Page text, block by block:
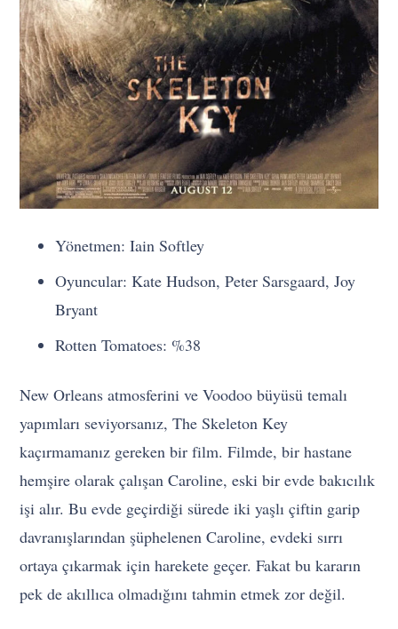
Yönetmen: Iain Softley
Oyuncular: Kate Hudson, Peter Sarsgaard, Joy
Bryant
Rotten Tomatoes: %38
New Orleans atmosferini ve Voodoo büyüsü temalı
yapımları seviyorsanız, The Skeleton Key
kaçırmamanız gereken bir film. Filmde, bir hastane
hemşire olarak çalışan Caroline, eski bir evde bakıcılık
işi alır. Bu evde geçirdiği sürede iki yaşlı çiftin garip
davranışlarından şüphelenen Caroline, evdeki sırrı
ortaya çıkarmak için harekete geçer. Fakat bu kararın
pek de akıllıca olmadığını tahmin etmek zor değil.